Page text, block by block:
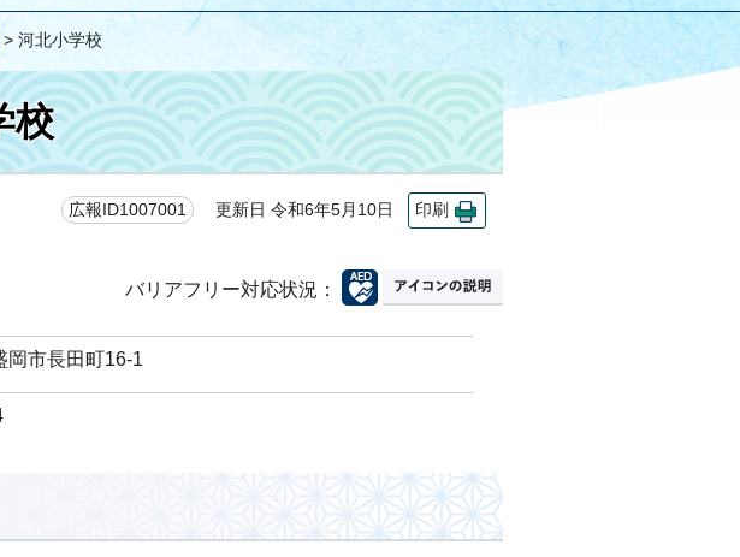
> 河北小学校
校
広報ID1007001 更新日 令和6年5月10日 印刷
バリアフリー対応状況：
岡市長田町16-1